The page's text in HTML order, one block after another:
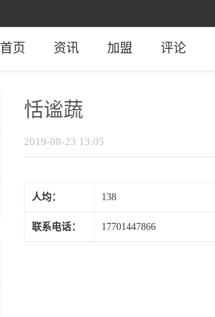
首页 资讯 加盟 评论
恬谧蔬
2019-08-23 13:05
人均： 138
联系电话： 17701447866